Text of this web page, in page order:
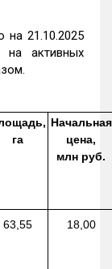
на 21.10.2025
на активных
га
Начальная
цена,
млн руб.
63,55 18,00